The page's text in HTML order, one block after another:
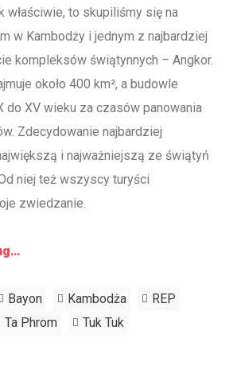
właściwie, to skupiliśmy się na
w Kambodży i jednym z najbardziej
kompleksów świątynnych – Angkor.
około 400 km², a budowle
do XV wieku za czasów panowania
Zdecydowanie najbardziej
i najważniejszą ze świątyń
niej też wszyscy turyści
zwiedzanie.
Bayon Kambodża
REP
Ta Phrom Tuk Tuk